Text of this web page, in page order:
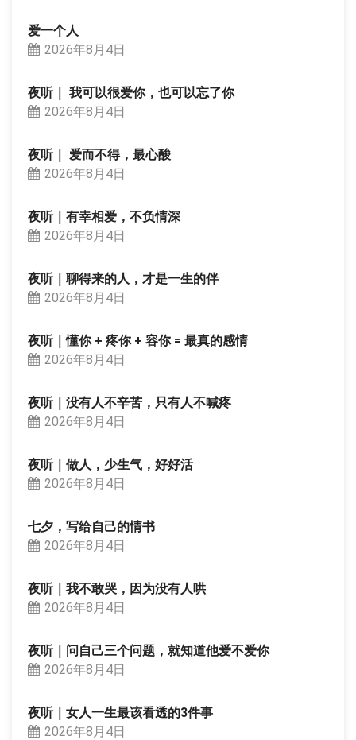
爱一个人
2026年8月4日
夜听｜ 我可以很爱你，也可以忘了你
2026年8月4日
夜听｜ 爱而不得，最心酸
2026年8月4日
夜听｜有幸相爱，不负情深
2026年8月4日
夜听｜聊得来的人，才是一生的伴
2026年8月4日
夜听｜懂你 + 疼你 + 容你 = 最真的感情
2026年8月4日
夜听｜没有人不辛苦，只有人不喊疼
2026年8月4日
夜听｜做人，少生气，好好活
2026年8月4日
七夕，写给自己的情书
2026年8月4日
夜听｜我不敢哭，因为没有人哄
2026年8月4日
夜听｜问自己三个问题，就知道他爱不爱你
2026年8月4日
夜听｜女人一生最该看透的3件事
2026年8月4日